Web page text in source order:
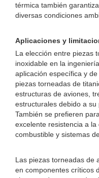
térmica también
diversas condiciones
Aplicaciones y
La elección entre piezas
inoxidable en la
aplicación específica y
piezas torneadas de
estructuras de aviones,
estructurales debido a su
También se prefieren
excelente resistencia a
combustible y sistemas
Las piezas torneadas de
en componentes críticos